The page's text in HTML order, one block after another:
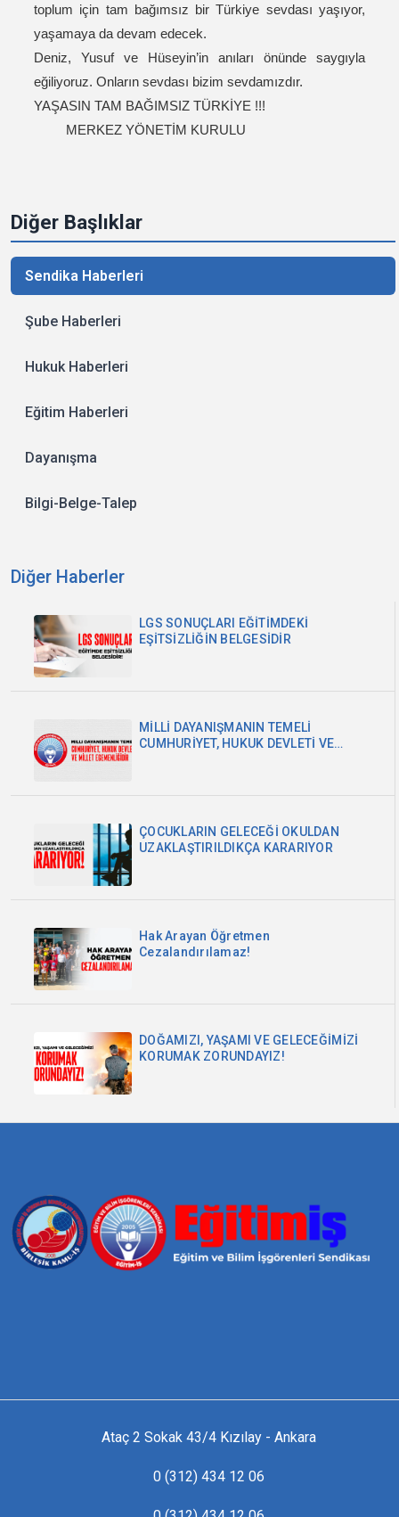
Diğer Başlıklar
Sendika Haberleri
Şube Haberleri
Hukuk Haberleri
Eğitim Haberleri
Dayanışma
Bilgi-Belge-Talep
Diğer Haberler
LGS SONUÇLARI EĞİTİMDEKİ
EŞİTSİZLİĞİN BELGESİDİR
MİLLİ DAYANIŞMANIN TEMELİ
CUMHURİYET, HUKUK DEVLETİ VE
ÇOCUKLARIN GELECEĞİ OKULDAN
UZAKLAŞTIRILDIKÇA KARARIYOR
Hak Arayan Öğretmen
Cezalandırılamaz!
DOĞAMIZI, YAŞAMI VE GELECEĞİMİZİ
KORUMAK ZORUNDAYIZ!
toplum için tam bağımsız bir Türkiye sevdası yaşıyor,
yaşamaya da devam edecek.
Deniz, Yusuf ve Hüseyin’in anıları önünde saygıyla
eğiliyoruz. Onların sevdası bizim sevdamızdır.
YAŞASIN TAM BAĞIMSIZ TÜRKİYE !!!
MERKEZ YÖNETİM KURULU
Ataç 2 Sokak 43/4 Kızılay - Ankara
0 (312) 434 12 06